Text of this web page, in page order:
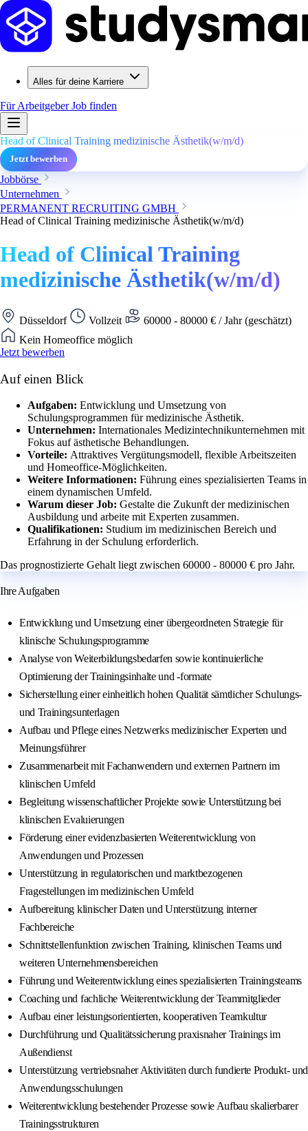
Alles für deine Karriere
Für ArbeitgeberJob finden
Head of Clinical Training medizinische Ästhetik(w/m/d)
Jetzt bewerben
Jobbörse
Unternehmen
PERMANENT RECRUITING GMBH
Head of Clinical Training medizinische Ästhetik(w/m/d)
Head of Clinical Training
medizinische Ästhetik(w/m/d)
Düsseldorf Vollzeit
60000 - 80000 € / Jahr (geschätzt)
Kein Homeoffice möglich
Jetzt bewerben
Auf einen Blick
Aufgaben: Entwicklung und Umsetzung von
Schulungsprogrammen für medizinische Ästhetik.
Unternehmen: Internationales Medizintechnikunternehmen mit
Fokus auf ästhetische Behandlungen.
Vorteile: Attraktives Vergütungsmodell, flexible Arbeitszeiten
und Homeoffice-Möglichkeiten.
Weitere Informationen: Führung eines spezialisierten Teams in
einem dynamischen Umfeld.
Warum dieser Job: Gestalte die Zukunft der medizinischen
Ausbildung und arbeite mit Experten zusammen.
Qualifikationen: Studium im medizinischen Bereich und
Erfahrung in der Schulung erforderlich.
Das prognostizierte Gehalt liegt zwischen 60000 - 80000 € pro Jahr.
Ihre Aufgaben
Entwicklung und Umsetzung einer übergeordneten Strategie für
klinische Schulungsprogramme
Analyse von Weiterbildungsbedarfen sowie kontinuierliche
Optimierung der Trainingsinhalte und -formate
Sicherstellung einer einheitlich hohen Qualität sämtlicher Schulungs-
und Trainingsunterlagen
Aufbau und Pflege eines Netzwerks medizinischer Experten und
Meinungsführer
Zusammenarbeit mit Fachanwendern und externen Partnern im
klinischen Umfeld
Begleitung wissenschaftlicher Projekte sowie Unterstützung bei
klinischen Evaluierungen
Förderung einer evidenzbasierten Weiterentwicklung von
Anwendungen und Prozessen
Unterstützung in regulatorischen und marktbezogenen
Fragestellungen im medizinischen Umfeld
Aufbereitung klinischer Daten und Unterstützung interner
Fachbereiche
Schnittstellenfunktion zwischen Training, klinischen Teams und
weiteren Unternehmensbereichen
Führung und Weiterentwicklung eines spezialisierten Trainingsteams
Coaching und fachliche Weiterentwicklung der Teammitglieder
Aufbau einer leistungsorientierten, kooperativen Teamkultur
Durchführung und Qualitätssicherung praxisnaher Trainings im
Außendienst
Unterstützung vertriebsnaher Aktivitäten durch fundierte Produkt- und
Anwendungsschulungen
Weiterentwicklung bestehender Prozesse sowie Aufbau skalierbarer
Trainingsstrukturen